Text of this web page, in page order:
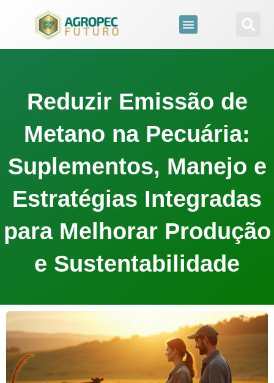
conteúdo
Reduzir Emissão de
Metano na Pecuária:
Suplementos, Manejo e
Estratégias Integradas
para Melhorar Produção
e Sustentabilidade